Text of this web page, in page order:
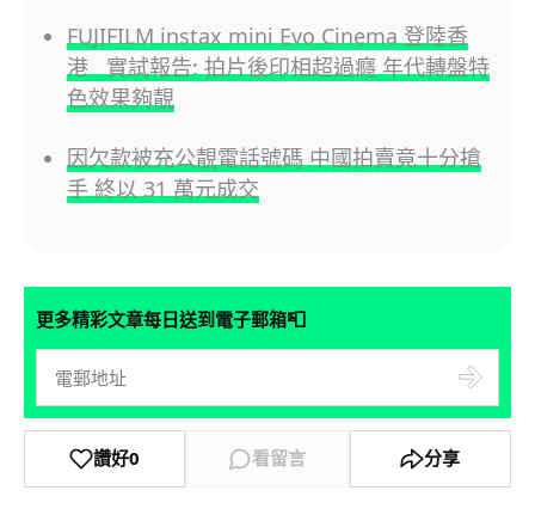
FUJIFILM instax mini Evo Cinema 登陸香
港 實試報告: 拍片後印相超過癮 年代轉盤特
色效果夠靚
因欠款被充公靚電話號碼 中國拍賣竟十分搶
手 終以 31 萬元成交
更多精彩文章每日送到電子郵箱📮
讚好0 看留言 分享